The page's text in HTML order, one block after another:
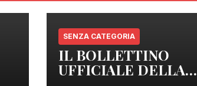
SENZA CATEGORIA
IL BOLLETTINO
UFFICIALE DELLA